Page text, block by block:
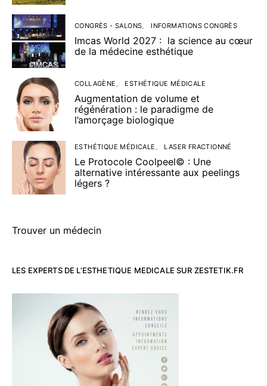
CONGRÈS - SALONS INFORMATIONS CONGRÈS
Imcas World 2027 : la science au cœur
de la médecine esthétique
COLLAGÈNE ESTHÉTIQUE MÉDICALE
Augmentation de volume et
régénération : le paradigme de
l’amorçage biologique
ESTHÉTIQUE MÉDICALE LASER FRACTIONNÉ
Le Protocole Coolpeel© : Une
alternative intéressante aux peelings
légers ?
Trouver un médecin
LES EXPERTS DE L’ESTHETIQUE MEDICALE SUR ZESTETIK.FR